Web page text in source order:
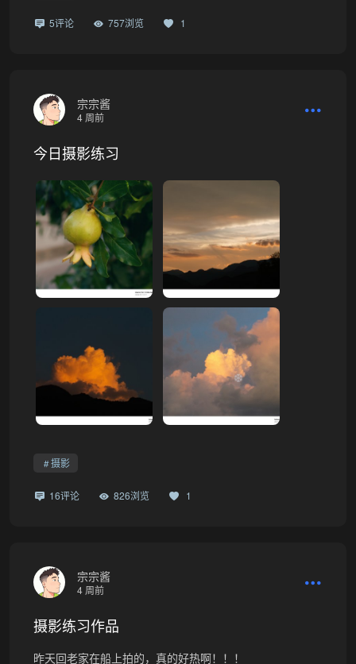
5评论 757浏览 1
宗宗酱
4 周前
今日摄影练习
摄影
16评论 826浏览 1
宗宗酱
4 周前
摄影练习作品
昨天回老家在船上拍的，真的好热啊！！！